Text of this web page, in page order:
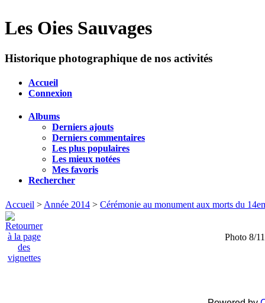
Les Oies Sauvages
Historique photographique de nos activités
Accueil
Connexion
Albums
Derniers ajouts
Derniers commentaires
Les plus populaires
Les mieux notées
Mes favoris
Rechercher
Accueil > Année 2014 > Cérémonie au monument aux morts du
Photo 8/11